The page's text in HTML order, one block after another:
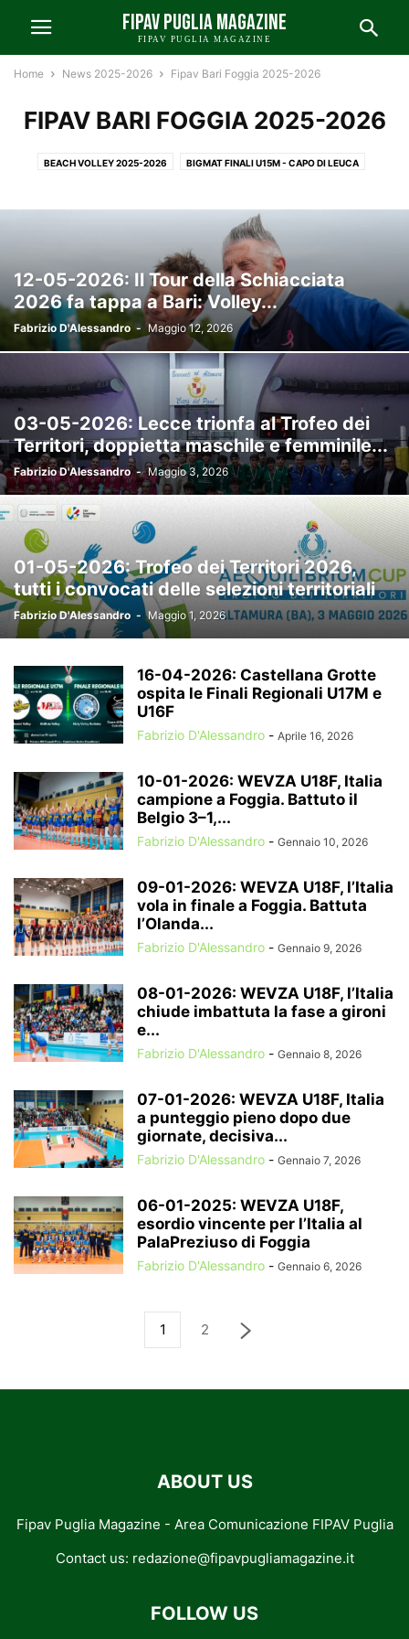
FIPAV PUGLIA MAGAZINE
FIPAV PUGLIA MAGAZINE
Home News 2025-2026 Fipav Bari Foggia 2025-2026
FIPAV BARI FOGGIA 2025-2026
BEACH VOLLEY 2025-2026 BIGMAT FINALI U15M - CAPO DI LEUCA
FIPAV TARANTO 2025-2026 NAZIONALI E INERNAZIONALI 2025-2026
PUNTO SUI CAMPIONATI 2025-2026
12-05-2026: Il Tour della Schiacciata
2026 fa tappa a Bari: Volley...
Fabrizio D'Alessandro - Maggio 12, 2026
03-05-2026: Lecce trionfa al Trofeo dei
Territori, doppietta maschile e femminile...
Fabrizio D'Alessandro - Maggio 3, 2026
01-05-2026: Trofeo dei Territori 2026,
tutti i convocati delle selezioni territoriali
Fabrizio D'Alessandro - Maggio 1, 2026
16-04-2026: Castellana Grotte
ospita le Finali Regionali U17M e
U16F
Fabrizio D'Alessandro - Aprile 16, 2026
10-01-2026: WEVZA U18F, Italia
campione a Foggia. Battuto il
Belgio 3–1,...
Fabrizio D'Alessandro - Gennaio 10, 2026
09-01-2026: WEVZA U18F, l’Italia
vola in finale a Foggia. Battuta
l’Olanda...
Fabrizio D'Alessandro - Gennaio 9, 2026
08-01-2026: WEVZA U18F, l’Italia
chiude imbattuta la fase a gironi
e...
Fabrizio D'Alessandro - Gennaio 8, 2026
07-01-2026: WEVZA U18F, Italia
a punteggio pieno dopo due
giornate, decisiva...
Fabrizio D'Alessandro - Gennaio 7, 2026
06-01-2025: WEVZA U18F,
esordio vincente per l’Italia al
PalaPreziuso di Foggia
Fabrizio D'Alessandro - Gennaio 6, 2026
1 2
ABOUT US
Fipav Puglia Magazine - Area Comunicazione FIPAV Puglia
Contact us: redazione@fipavpugliamagazine.it
FOLLOW US